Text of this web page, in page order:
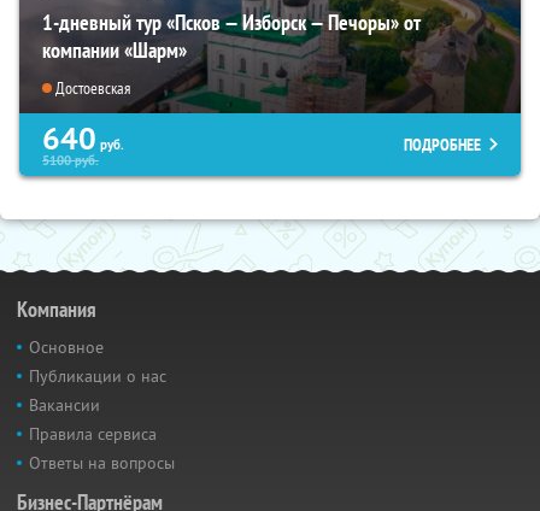
1-дневный тур «Псков — Изборск — Печоры» от
компании «Шарм»
Достоевская
640 руб.
5100руб.
ПОДРОБНЕЕ
Компания
Основное
Публикации о нас
Вакансии
Правила сервиса
Ответы на вопросы
Бизнес-Партнёрам